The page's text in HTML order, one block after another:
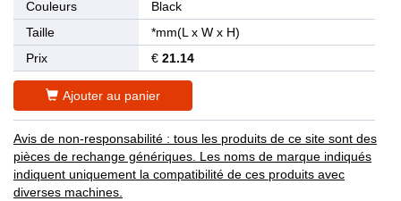
Couleurs
Black
Taille
*mm(L x W x H)
Prix
€ 21.14
Ajouter au panier
Avis de non-responsabilité : tous les produits de ce site sont des
pièces de rechange génériques. Les noms de marque indiqués
indiquent uniquement la compatibilité de ces produits avec
diverses machines.